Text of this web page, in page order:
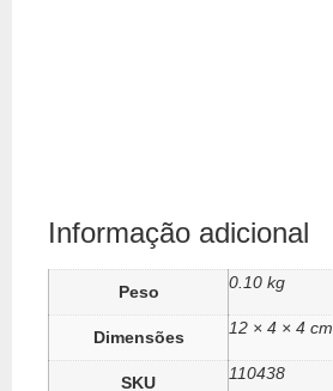
Informação adicional
Peso 0.10 kg
Dimensões 12 × 4 × 4 cm
SKU 110438